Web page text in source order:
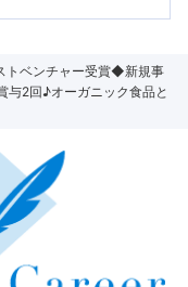
ベンチャー受賞◆新規事
2回♪オーガニック食品と